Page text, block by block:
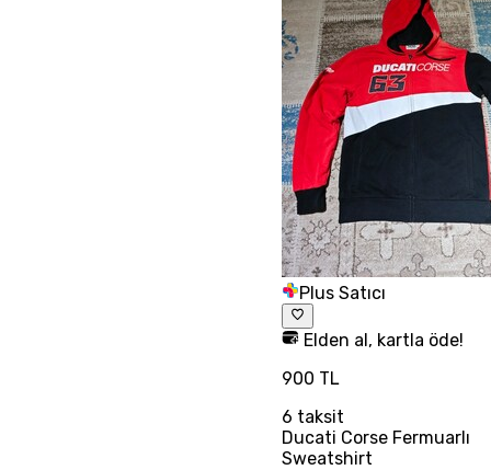
Plus Satıcı
Elden al, kartla öde!
900 TL
6 taksit
Ducati Corse Fermuarlı
Sweatshirt